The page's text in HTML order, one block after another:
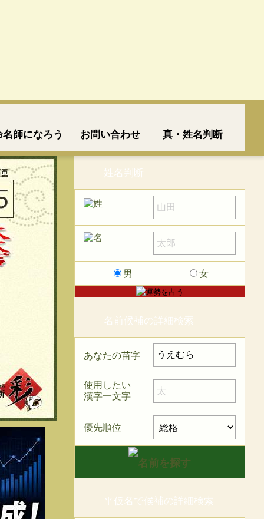
名師になろう お問い合わせ 真・姓名判断
姓名判断
男 女
名前候補の詳細検索
あなたの苗字
使用したい
漢字一文字
優先順位
平仮名で候補の詳細検索